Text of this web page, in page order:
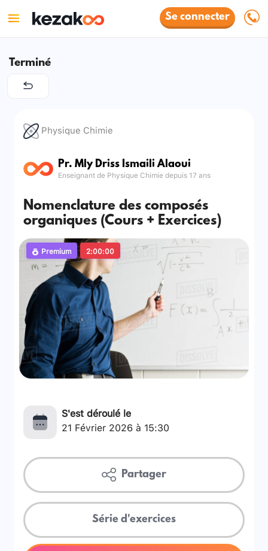
Se connecter
Terminé
Physique Chimie
Pr. Mly Driss Ismaili Alaoui
Enseignant de Physique Chimie depuis 17 ans
Nomenclature des composés
organiques (Cours + Exercices)
Premium 2:00:00
S'est déroulé le
21 Février 2026 à 15:30
Partager
Série d'exercices